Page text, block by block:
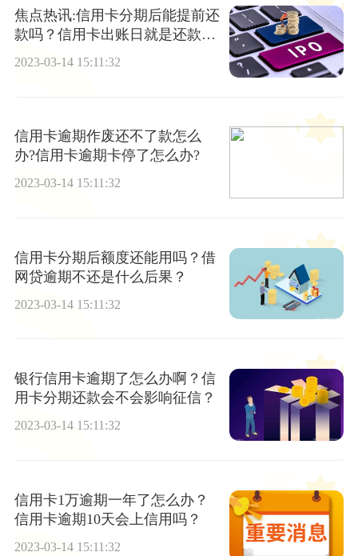
焦点热讯:信用卡分期后能提前还
款吗？信用卡出账日就是还款日
吗？
2023-03-14 15:11:32
信用卡逾期作废还不了款怎么
办?信用卡逾期卡停了怎么办?
2023-03-14 15:11:32
信用卡分期后额度还能用吗？借
网贷逾期不还是什么后果？
2023-03-14 15:11:32
银行信用卡逾期了怎么办啊？信
用卡分期还款会不会影响征信？
2023-03-14 15:11:32
信用卡1万逾期一年了怎么办？
信用卡逾期10天会上信用吗？
2023-03-14 15:11:32